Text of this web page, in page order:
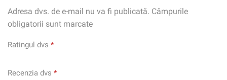
Adresa dvs. de e-mail nu va fi publicată. Câmpurile
obligatorii sunt marcate
Ratingul dvs *
Recenzia dvs *